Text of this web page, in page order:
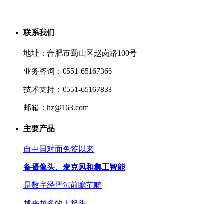
联系我们
地址：合肥市蜀山区赵岗路100号
业务咨询：0551-65167366
技术支持：0551-65167838
邮箱：hz@163.com
主要产品
自中国对面免签以来
备摄像头、麦克风和集工智能
是数字经严沉前瞻范畴